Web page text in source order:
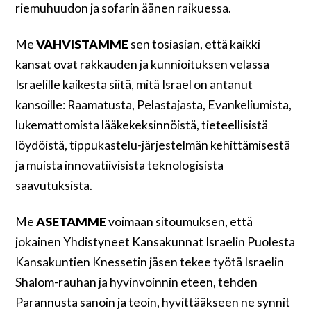
riemuhuudon ja sofarin äänen raikuessa.
MeVAHVISTAMMEsen tosiasian, että kaikki
kansat ovat rakkauden ja kunnioituksen velassa
Israelille kaikesta siitä, mitä Israel on antanut
kansoille: Raamatusta, Pelastajasta, Evankeliumista,
lukemattomista lääkekeksinnöistä, tieteellisistä
löydöistä, tippukastelu-järjestelmän kehittämisestä
ja muista innovatiivisista teknologisista
saavutuksista.
MeASETAMMEvoimaan sitoumuksen, että
jokainen Yhdistyneet Kansakunnat Israelin Puolesta
Kansakuntien Knessetin jäsen tekee työtä Israelin
Shalom-rauhan ja hyvinvoinnin eteen, tehden
Parannusta sanoin ja teoin, hyvittääkseen ne synnit